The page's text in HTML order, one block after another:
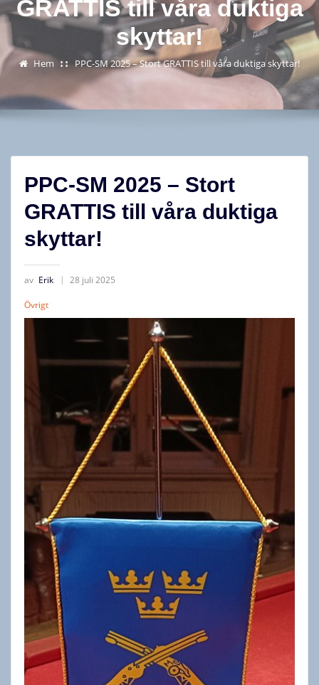
GRATTIS till våra duktiga
skyttar!
Hem PPC-SM 2025 – Stort GRATTIS till våra duktiga skyttar!
PPC-SM 2025 – Stort
GRATTIS till våra duktiga
skyttar!
av Erik 28 juli 2025
Övrigt